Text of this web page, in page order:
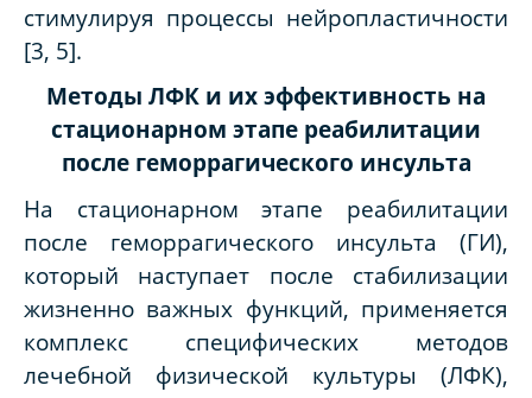
стимулируя процессы нейропластичности
[3, 5].
Методы ЛФК и их эффективность на
стационарном этапе реабилитации
после геморрагического инсульта
На стационарном этапе реабилитации
после геморрагического инсульта (ГИ),
который наступает после стабилизации
жизненно важных функций, применяется
комплекс специфических методов
лечебной физической культуры (ЛФК),